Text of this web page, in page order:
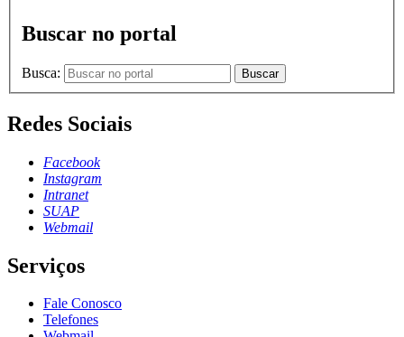
Buscar no portal
Busca: Buscar
Redes Sociais
Facebook
Instagram
Intranet
SUAP
Webmail
Serviços
Fale Conosco
Telefones